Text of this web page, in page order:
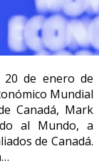
20 de enero de
Mundial
Canadá, Mark
al Mundo, a
de Canadá.